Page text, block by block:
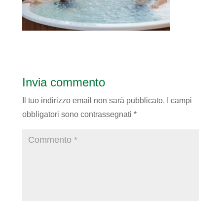
Invia commento
Il tuo indirizzo email non sarà pubblicato.
I campi
obbligatori sono contrassegnati *